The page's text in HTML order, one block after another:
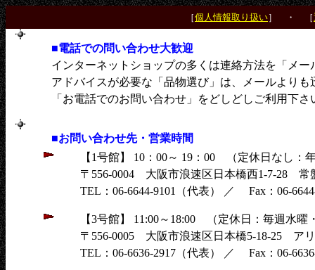
［個人情報取り扱い］ ・ ［
■電話での問い合わせ大歓迎
インターネットショップの多くは連絡方法を「メ
アドバイスが必要な「品物選び」は、メールより
「お電話でのお問い合わせ」をどしどしご利用下さ
■お問い合わせ先・営業時間
【1号館】 10：00～ 19：00 （定休日なし：
〒556-0004 大阪市浪速区日本橋西1-7-28 常
TEL：06-6644-9101（代表） ／ Fax：06-
【3号館】 11:00～18:00 （定休日：毎週水
〒556-0005 大阪市浪速区日本橋5-18-25 ア
TEL：06-6636-2917（代表） ／ Fax：06-